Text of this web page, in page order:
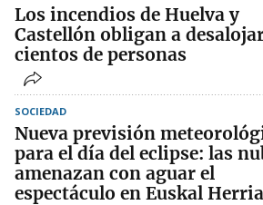
Los incendios de Huelva y
Castellón obligan a
cientos de personas
SOCIEDAD
Nueva previsión
para el día del eclipse: las
amenazan con aguar el
espectáculo en Euskal Herria